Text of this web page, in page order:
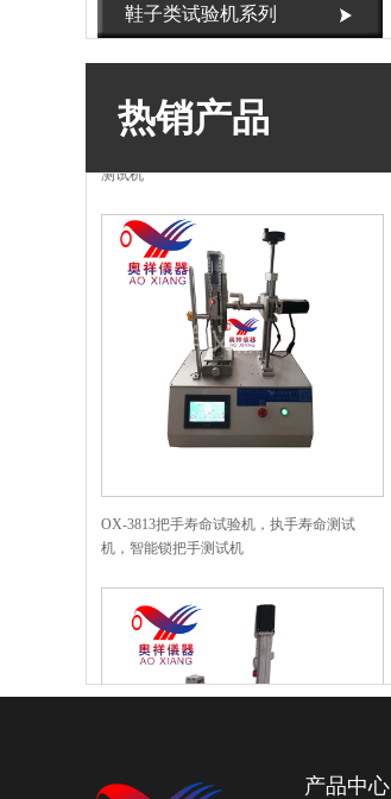
鞋子类试验机系列
热销产品
OX-3812指纹刷卡寿命试验机，智能锁指纹
测试机
机，智能锁把手测试机
产品中心